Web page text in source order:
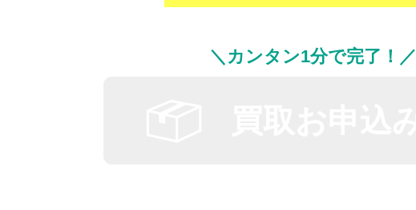
＼カンタン1分で完了！／